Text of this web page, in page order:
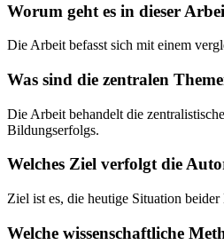
Worum geht es in dieser
Die Arbeit befasst sich mit einem
Was sind die zentralen
Die Arbeit behandelt die
Bildungserfolgs.
Welches Ziel verfolgt die
Ziel ist es, die heutige Situation
Welche wissenschaftliche